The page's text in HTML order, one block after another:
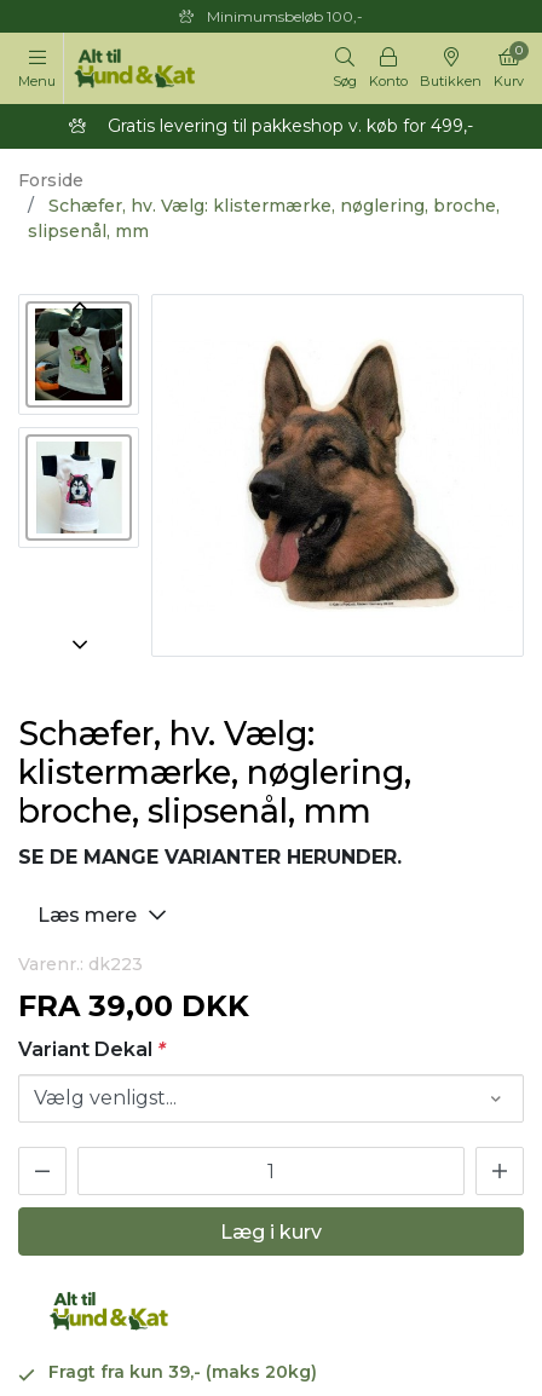
Minimumsbeløb 100,-
Menu Søg Konto Butikken Kurv
0
Gratis levering til pakkeshop v. køb for 499,-
Forside
Schæfer, hv. Vælg: klistermærke, nøglering, broche,
slipsenål, mm
Schæfer, hv. Vælg:
klistermærke, nøglering,
broche, slipsenål, mm
SE DE MANGE VARIANTER HERUNDER.
Læs mere
Varenr.: dk223
FRA 39,00 DKK
Variant Dekal *
Læg i kurv
Fragt fra kun 39,- (maks 20kg)